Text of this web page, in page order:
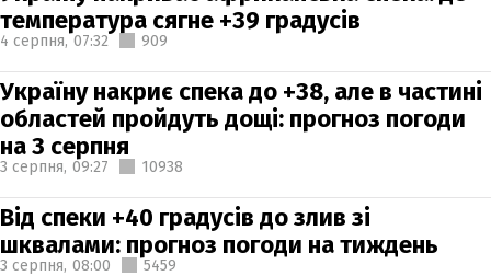
температура сягне +39 градусів
4 серпня, 07:32 909
Україну накриє спека до +38, але в частині
областей пройдуть дощі: прогноз погоди
на 3 серпня
3 серпня, 09:27 10938
Від спеки +40 градусів до злив зі
шквалами: прогноз погоди на тиждень
3 серпня, 08:00 5459